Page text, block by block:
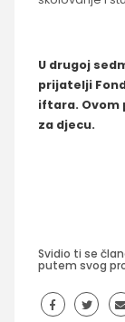
U drugoj
prijatelji
iftara. Ovom
za djecu.
Svidio ti se
putem svog